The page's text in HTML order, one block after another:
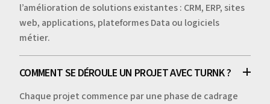
l’amélioration de solutions existantes : CRM, ERP, sites
web, applications, plateformes Data ou logiciels
métier.
COMMENT SE DÉROULE UN PROJET AVEC TURNK ?
Chaque projet commence par une phase de cadrage